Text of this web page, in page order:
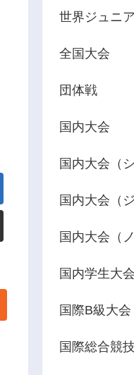
世界ジュニア
全国大会
団体戦
国内大会
国内大会（
国内大会（
国内大会（
国内学生大会
国際B級大会
国際総合競